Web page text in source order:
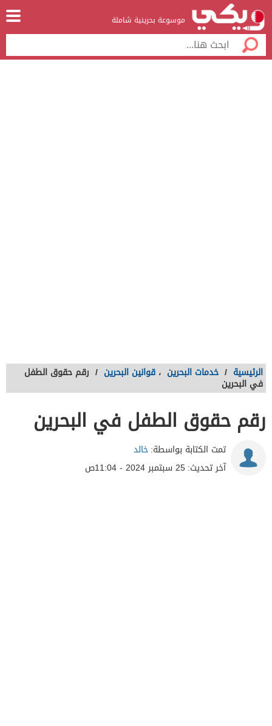
موسوعة بحرينية شاملة
الرئيسية / خدمات البحرين ، قوانين البحرين / رقم حقوق الطفل
في البحرين
رقم حقوق الطفل في البحرين
تمت الكتابة بواسطة:خالد
آخر تحديث:25 سبتمبر 2024 - 11:04ص